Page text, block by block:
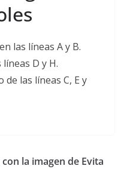
las líneas A y B.
D y H.
de las líneas C, E y
la imagen de Evita